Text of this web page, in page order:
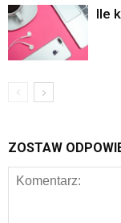
Ile
ZOSTAW